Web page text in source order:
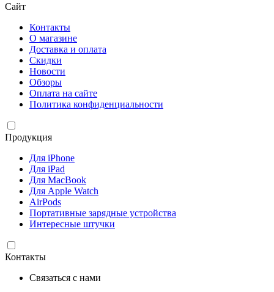
Сайт
Контакты
О магазине
Доставка и оплата
Скидки
Новости
Обзоры
Оплата на сайте
Политика конфиденциальности
Продукция
Для iPhone
Для iPad
Для MacBook
Для Apple Watch
AirPods
Портативные зарядные устройства
Интересные штучки
Контакты
Связаться с нами